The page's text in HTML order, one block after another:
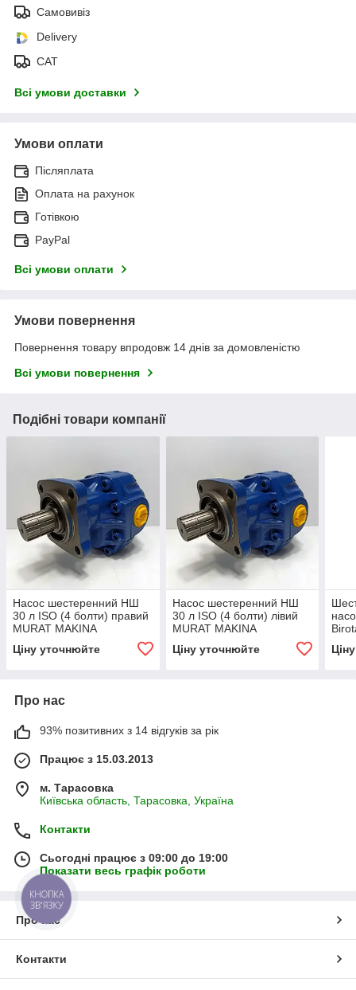
Самовивіз
Delivery
САТ
Всі умови доставки
Умови оплати
Післяплата
Оплата на рахунок
Готівкою
PayPal
Всі умови оплати
Умови повернення
Повернення товару впродовж 14 днів за домовленістю
Всі умови повернення
Подібні товари компанії
Насос шестеренний НШ
30 л ISO (4 болти) правий
MURAT MAKINA
Ціну уточнюйте
Насос шестеренний НШ
30 л ISO (4 болти) лівий
MURAT MAKINA
Ціну уточнюйте
Про нас
93% позитивних з 14 відгуків за рік
Працює з 15.03.2013
м. Тарасовка
Київська область, Тарасовка, Україна
Контакти
Сьогодні працює з 09:00 до 19:00
Показати весь графік роботи
Про нас
Контакти
КНОПКА
ЗВ'ЯЗКУ